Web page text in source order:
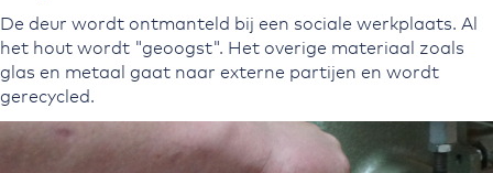
De deur wordt ontmanteld bij een sociale werkplaats. Al
het hout wordt "geoogst". Het overige materiaal zoals
glas en metaal gaat naar externe partijen en wordt
gerecycled.